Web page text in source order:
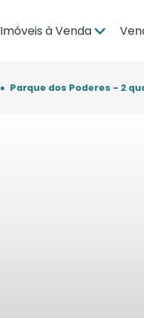
Imóveis à Venda
Parque dos Poderes - 2